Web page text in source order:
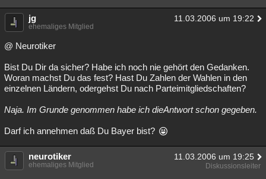
jg 11.03.2006 um 19:22
ehemaliges Mitglied
@ Neurotiker
Bist Du Dir da sicher? Habe ich noch nie gehört den Gedanken.
Woran machst Du das fest? Hast Du Zahlen der Wahlen in den
einzelnen Ländern, odergehst Du nach Parteimitgliedschaften?
Naja. Im Grunde genommen habe ich dieAntwort schon gegeben.
Darf ich annehmen daß Du Bayer bist?
neurotiker 11.03.2006 um 19:25
ehemaliges Mitglied Diskussionsleiter